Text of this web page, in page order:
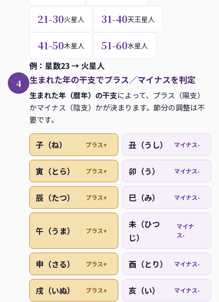
1976
辰+ 49 20 49
1977
55 26 54
1979
未- 5 36 4 35 5
1980
申+ 10 41 10 41 11
1981
酉- 16 47 15 46 16
47
1983
26 25 56 26
2
1985
丑- 37 8 36 7 37
8
1986
42 41 42
18
1988
52 52 53
1989
巳- 58 29 57 28 58
29
1990
3 34 2 33 3
1991
8 7 8
21-30火星人 31-40天王星人
41-50木星人 51-60水星人
例：星数23 → 火星人
4 生まれた年の干支でプラス／マイナスを判定
生まれた年（暦年）の干支によって、プラス（陽支）
かマイナス（陰支）かが決まります。節分の調整は不
要です。
子（ね） プラス+ 丑（うし） マイナス-
寅（とら） プラス+ 卯（う） マイナス-
辰（たつ） プラス+ 巳（み） マイナス-
午（うま） プラス+
未（ひつ
じ）
マイナ
ス-
申（さる） プラス+ 酉（とり） マイナス-
戌（いぬ） プラス+ 亥（い） マイナス-